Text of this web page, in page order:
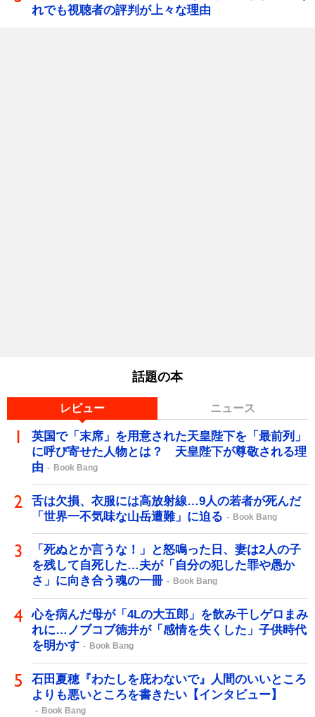
れでも視聴者の評判が上々な理由
話題の本
レビュー ニュース
英国で「末席」を用意された天皇陛下を「最前列」
に呼び寄せた人物とは？ 天皇陛下が尊敬される理
由
Book Bang
舌は欠損、衣服には高放射線…9人の若者が死んだ
「世界一不気味な山岳遭難」に迫る
Book Bang
「死ぬとか言うな！」と怒鳴った日、妻は2人の子
を残して自死した…夫が「自分の犯した罪や愚か
さ」に向き合う魂の一冊
Book Bang
心を病んだ母が「4Lの大五郎」を飲み干しゲロまみ
れに…ノブコブ徳井が「感情を失くした」子供時代
を明かす
Book Bang
石田夏穂『わたしを庇わないで』人間のいいところ
よりも悪いところを書きたい【インタビュー】
Book Bang